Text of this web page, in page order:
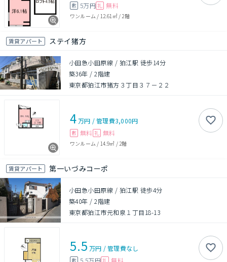
敷 5万円 礼 無料
ワンルーム / 12.61㎡/ 2階
賃貸アパート ステイ猪方
小田急小田原線 / 狛江駅 徒歩14分
築36年 /2階建
東京都狛江市猪方３丁目３７－２２
4万円 /管理費3,000円
敷 無料 礼 無料
ワンルーム / 14.9㎡ / 2階
賃貸アパート 第一いづみコーポ
小田急小田原線 / 狛江駅 徒歩4分
築40年 /2階建
東京都狛江市元和泉１丁目18-13
5.5 万円 /管理費なし
敷 5.5万円 礼 無料